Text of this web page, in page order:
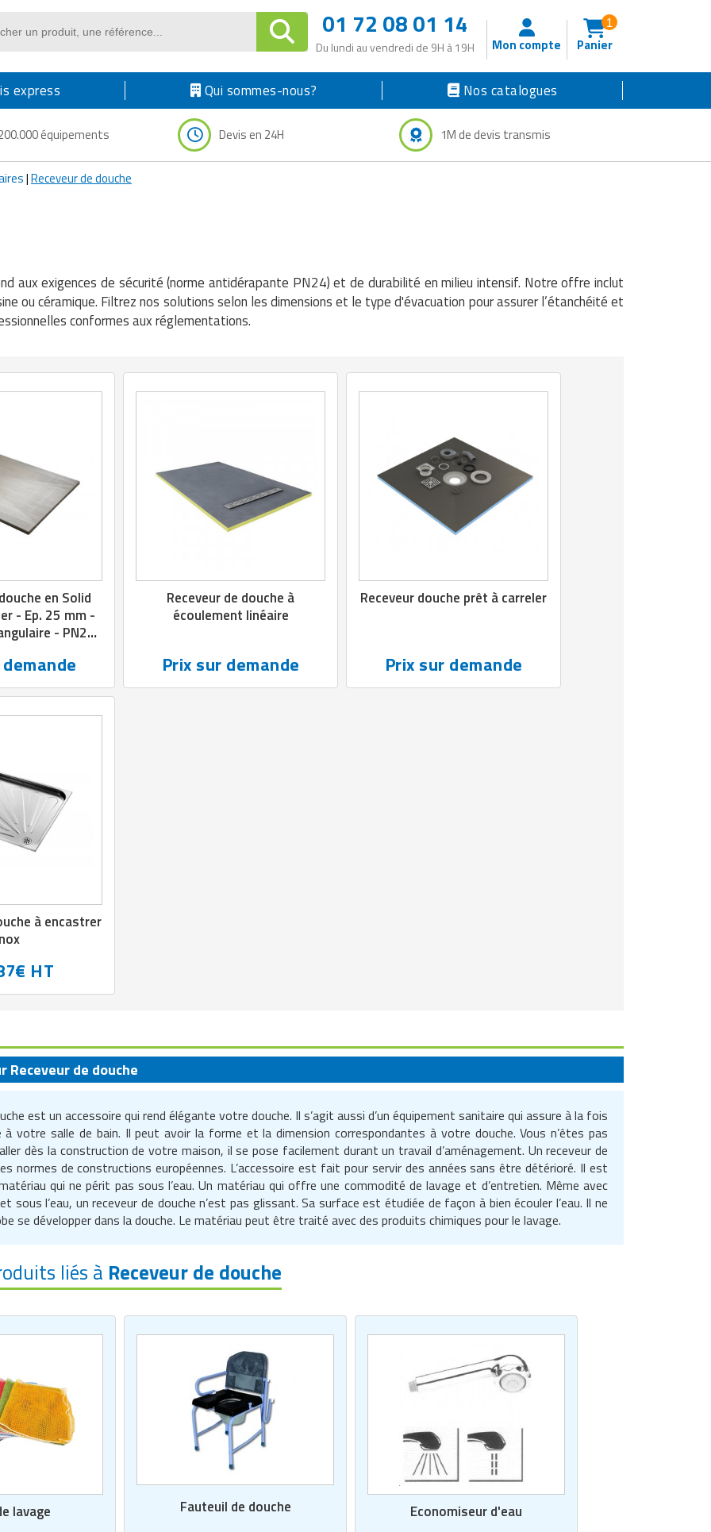
01 72 08 01 14
Du lundi au vendredi de 9H à 19H Mon compte Panier
1
express Qui sommes-nous? Nos catalogues
équipements Devis en 24H 1M de devis transmis
|Receveur de douche
aux exigences de sécurité (norme antidérapante PN24) et de durabilité en milieu intensif. Notre offre inclut
ou céramique. Filtrez nos solutions selon les dimensions et le type d'évacuation pour assurer l’étanchéité et
conformes aux réglementations.
en Solid
- Ep. 25 mm -
- PN24
Receveur de douche à
écoulement linéaire
Prix sur demande
Receveur douche prêt à carreler
Prix sur demande
à encastrer
HT
Receveur de douche
est un accessoire qui rend élégante votre douche. Il s’agit aussi d’un équipement sanitaire qui assure à la fois
votre salle de bain. Il peut avoir la forme et la dimension correspondantes à votre douche. Vous n’êtes pas
dès la construction de votre maison, il se pose facilement durant un travail d’aménagement. Un receveur de
normes de constructions européennes. L’accessoire est fait pour servir des années sans être détérioré. Il est
qui ne périt pas sous l’eau. Un matériau qui offre une commodité de lavage et d’entretien. Même avec
sous l’eau, un receveur de douche n’est pas glissant. Sa surface est étudiée de façon à bien écouler l’eau. Il ne
se développer dans la douche. Le matériau peut être traité avec des produits chimiques pour le lavage.
liés à Receveur de douche
lavage Fauteuil de douche Economiseur d'eau